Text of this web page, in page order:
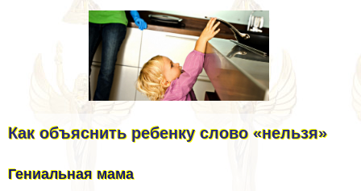
Как объяснить ребенку слово «нельзя»
Гениальная мама